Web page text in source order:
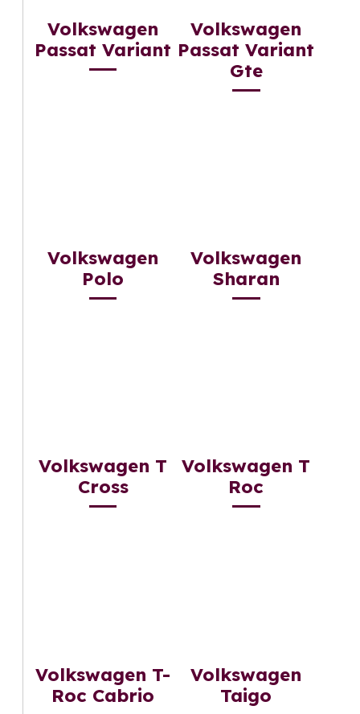
Volkswagen
Passat Variant
Volkswagen
Passat Variant
Gte
Volkswagen
Polo
Volkswagen
Sharan
Volkswagen T
Cross
Volkswagen T
Roc
Volkswagen T-
Roc Cabrio
Volkswagen
Taigo